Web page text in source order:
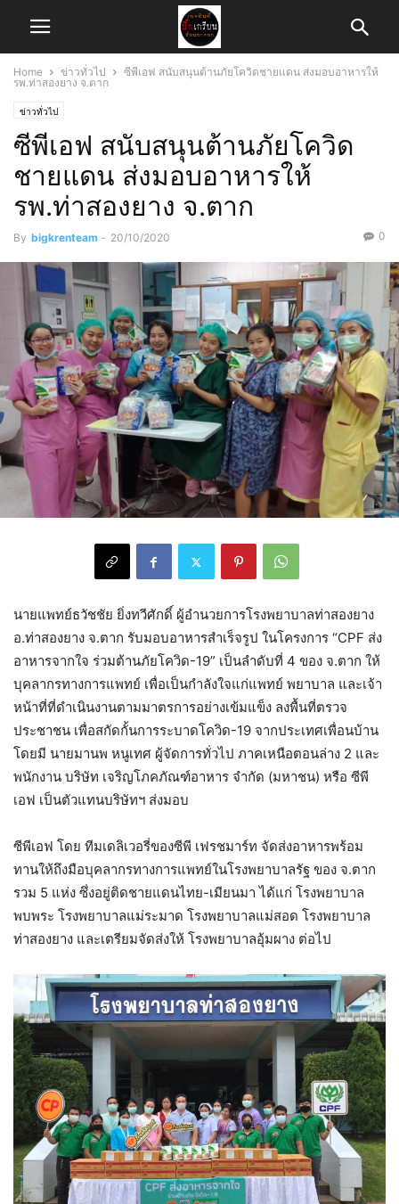
Home ข่าวทั่วไป
ซีพีเอฟ สนับสนุนต้านภัยโควิดชายแดน ส่งมอบอาหารให้
รพ.ท่าสองยาง จ.ตาก
ข่าวทั่วไป
ซีพีเอฟ สนับสนุนต้านภัยโควิด
ชายแดน ส่งมอบอาหารให้
รพ.ท่าสองยาง จ.ตาก
By bigkrenteam - 20/10/2020 0
นายแพทย์ธวัชชัย ยิ่งทวีศักดิ์ ผู้อำนวยการโรงพยาบาลท่าสองยาง
อ.ท่าสองยาง จ.ตาก รับมอบอาหารสำเร็จรูป ในโครงการ “CPF ส่ง
อาหารจากใจ ร่วมต้านภัยโควิด-19” เป็นลำดับที่ 4 ของ จ.ตาก ให้
บุคลากรทางการแพทย์ เพื่อเป็นกำลังใจแก่แพทย์ พยาบาล และเจ้า
หน้าที่ที่ดำเนินงานตามมาตรการอย่างเข้มแข็ง ลงพื้นที่ตรวจ
ประชาชน เพื่อสกัดกั้นการระบาดโควิด-19 จากประเทศเพื่อนบ้าน
โดยมี นายมานพ หนูเทศ ผู้จัดการทั่วไป ภาคเหนือตอนล่าง 2 และ
พนักงาน บริษัท เจริญโภคภัณฑ์อาหาร จำกัด (มหาชน) หรือ ซีพี
เอฟ เป็นตัวแทนบริษัทฯ ส่งมอบ
ซีพีเอฟ โดย ทีมเดลิเวอรี่ของซีพี เฟรชมาร์ท จัดส่งอาหารพร้อม
ทานให้ถึงมือบุคลากรทางการแพทย์ในโรงพยาบาลรัฐ ของ จ.ตาก
รวม 5 แห่ง ซึ่งอยู่ติดชายแดนไทย-เมียนมา ได้แก่ โรงพยาบาล
พบพระ โรงพยาบาลแม่ระมาด โรงพยาบาลแม่สอด โรงพยาบาล
ท่าสองยาง และเตรียมจัดส่งให้ โรงพยาบาลอุ้มผาง ต่อไป